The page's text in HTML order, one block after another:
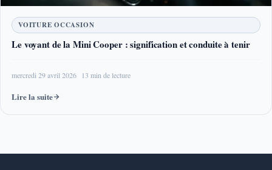
VOITURE OCCASION
Le voyant de la Mini Cooper : signification et conduite à tenir
mercredi 29 avril 2026 13 min de lecture
Lire la suite